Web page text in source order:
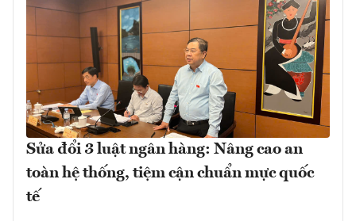
Sửa đổi 3 luật ngân hàng: Nâng cao an
toàn hệ thống, tiệm cận chuẩn mực quốc
tế